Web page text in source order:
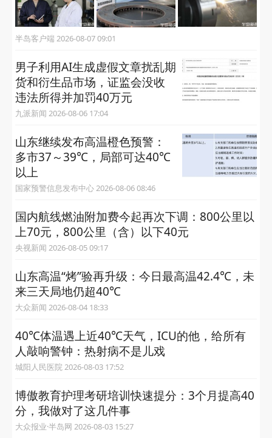
半岛客户端 2026-08-07 09:01
男子利用AI生成虚假文章扰乱期
货和衍生品市场，证监会没收
违法所得并加罚40万元
九派新闻 2026-08-06 17:04
山东继续发布高温橙色预警：
多市37～39℃，局部可达40℃
以上
国家预警信息发布中心 2026-08-06 08:46
国内航线燃油附加费今起再次下调：800公里以
上70元，800公里（含）以下40元
央视新闻 2026-08-05 09:17
山东高温“烤”验再升级：今日最高温42.4℃，未
来三天局地仍超40℃
大众新闻 2026-08-04 18:33
40℃体温遇上近40℃天气，ICU的他，给所有
人敲响警钟：热射病不是儿戏
城阳人民医院 2026-08-03 17:52
博傲教育护理考研培训快速提分：3个月提高40
分，我做对了这几件事
大众报业·半岛网 2026-08-03 15:27